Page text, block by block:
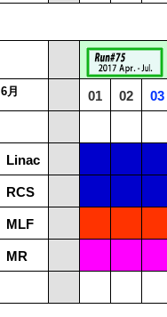
6月 01 02 03
Linac
RCS
MLF
MR